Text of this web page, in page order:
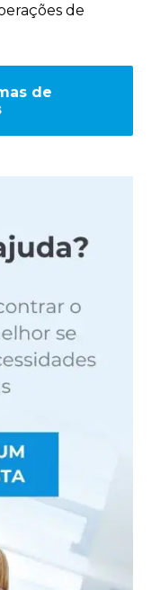
de
de